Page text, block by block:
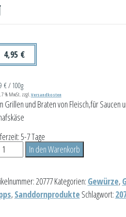
4,95 €
€/ 100g
% MwSt. zzgl.Versandkosten
Grillen und Braten von Fleisch,für Saucen
5-7 Tage
In den Warenkorb
20777Kategorien: Gewürze,
, Sanddornprodukte Schlagwort: